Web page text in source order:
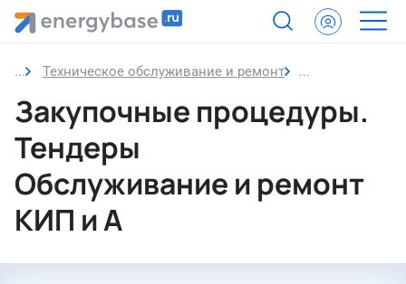
Техническое обслуживание и ремонт Обслуживание
Закупочные процедуры.
Тендеры
Обслуживание и ремонт
КИП и А